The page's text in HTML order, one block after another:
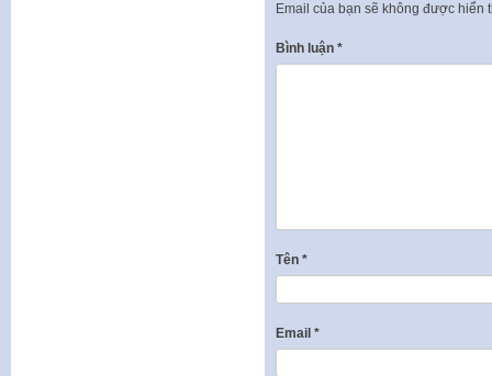
Email của bạn sẽ không được hiển
Bình luận *
Tên *
Email *